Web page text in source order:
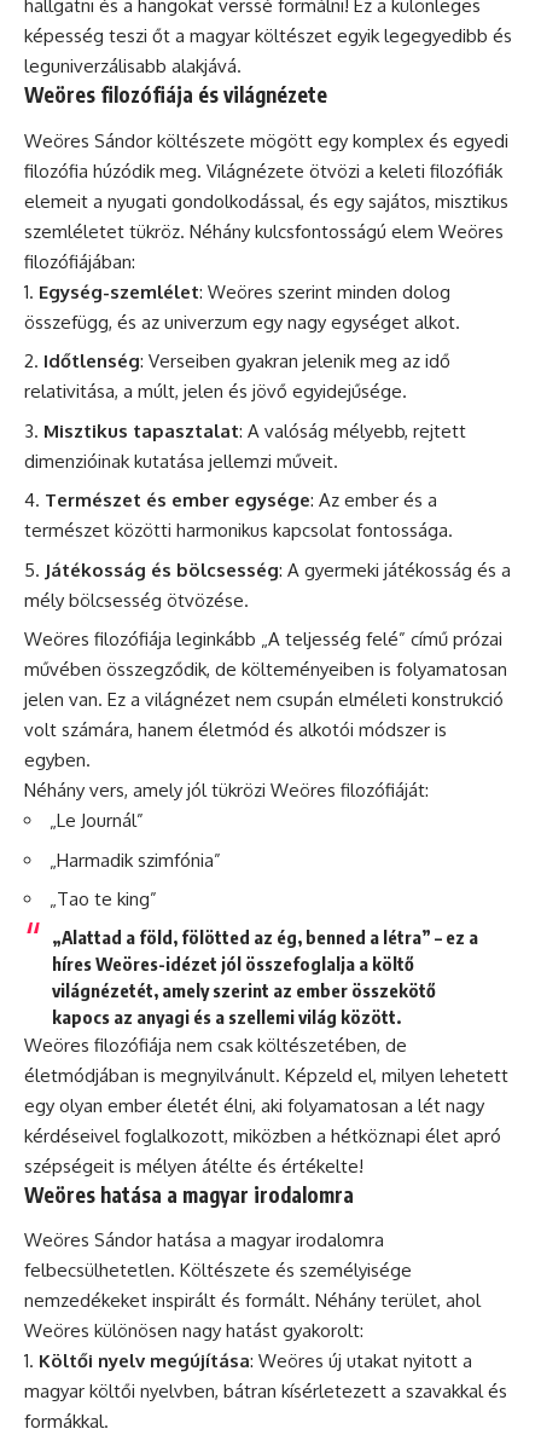
hallgatni és a hangokat verssé formálni! Ez a különleges
képesség teszi őt a magyar költészet egyik legegyedibb és
leguniverzálisabb alakjává.
Weöres filozófiája és világnézete
Weöres Sándor költészete mögött egy komplex és egyedi
filozófia húzódik meg. Világnézete ötvözi a keleti filozófiák
elemeit a nyugati gondolkodással, és egy sajátos, misztikus
szemléletet tükröz. Néhány kulcsfontosságú elem Weöres
filozófiájában:
Egység-szemlélet: Weöres szerint minden dolog
összefügg, és az univerzum egy nagy egységet alkot.
Időtlenség: Verseiben gyakran jelenik meg az idő
relativitása, a múlt, jelen és jövő egyidejűsége.
Misztikus tapasztalat: A valóság mélyebb, rejtett
dimenzióinak kutatása jellemzi műveit.
Természet és ember egysége: Az ember és a
természet közötti harmonikus kapcsolat fontossága.
Játékosság és bölcsesség: A gyermeki játékosság és a
mély bölcsesség ötvözése.
Weöres filozófiája leginkább „A teljesség felé” című prózai
művében összegződik, de költeményeiben is folyamatosan
jelen van. Ez a világnézet nem csupán elméleti konstrukció
volt számára, hanem életmód és alkotói módszer is
egyben.
Néhány vers, amely jól tükrözi Weöres filozófiáját:
„Le Journál”
„Harmadik szimfónia”
„Tao te king”
„Alattad a föld, fölötted az ég, benned a létra” – ez a
híres Weöres-idézet jól összefoglalja a költő
világnézetét, amely szerint az ember összekötő
kapocs az anyagi és a szellemi világ között.
Weöres filozófiája nem csak költészetében, de
életmódjában is megnyilvánult. Képzeld el, milyen lehetett
egy olyan ember életét élni, aki folyamatosan a lét nagy
kérdéseivel foglalkozott, miközben a hétköznapi élet apró
szépségeit is mélyen átélte és értékelte!
Weöres hatása a magyar irodalomra
Weöres Sándor hatása a magyar irodalomra
felbecsülhetetlen. Költészete és személyisége
nemzedékeket inspirált és formált. Néhány terület, ahol
Weöres különösen nagy hatást gyakorolt:
Költői nyelv megújítása: Weöres új utakat nyitott a
magyar költői nyelvben, bátran kísérletezett a szavakkal és
formákkal.